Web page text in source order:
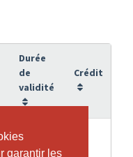
garantir les
garantir les
Durée
de
validité
Crédit
19
Semaines